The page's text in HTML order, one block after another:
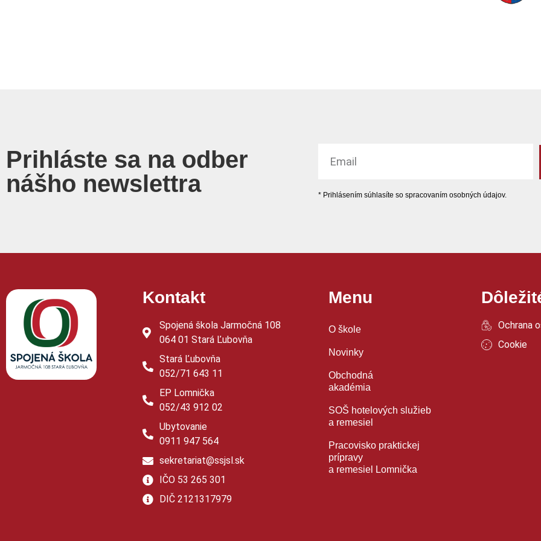
Prihláste sa na odber
nášho newslettra
* Prihlásením súhlasíte so spracovaním osobných údajov.
Kontakt
Spojená škola Jarmočná 108
064 01 Stará Ľubovňa
Stará Ľubovňa
052/71 643 11
EP Lomnička
052/43 912 02
Ubytovanie
0911 947 564
sekretariat@ssjsl.sk
IČO 53 265 301
DIČ 2121317979
Menu
O škole
Novinky
Obchodná
akadémia
SOŠ hotelových služieb
a remesiel
Pracovisko praktickej
prípravy
a remesiel Lomnička
Ochrana
Cookie